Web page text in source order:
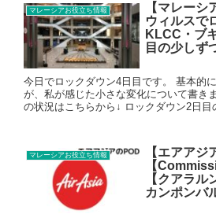
マレーシアお役立ち情報
【マレーシ
ウィルスで
KLCC・ブ
目の少しず
今日でロックダウン4日目です。 基本的
が、私が感じた小さな変化について書き
の状況はこちらから↓ ロックダウン2日
マレーシアお役立ち情報
【エアアジ
【
【クアラル
カンポンバ